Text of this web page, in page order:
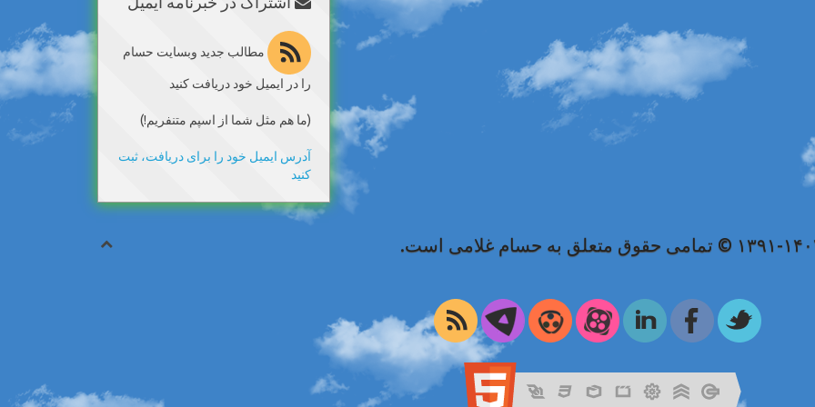
مطالب جدید وبسایت حسام
را در ایمیل خود دریافت کنید
(ما هم مثل شما از اسپم متنفریم!)
آدرس ایمیل خود را برای دریافت، ثبت
کنید
© تمامی حقوق متعلق به حسام غلامی است.